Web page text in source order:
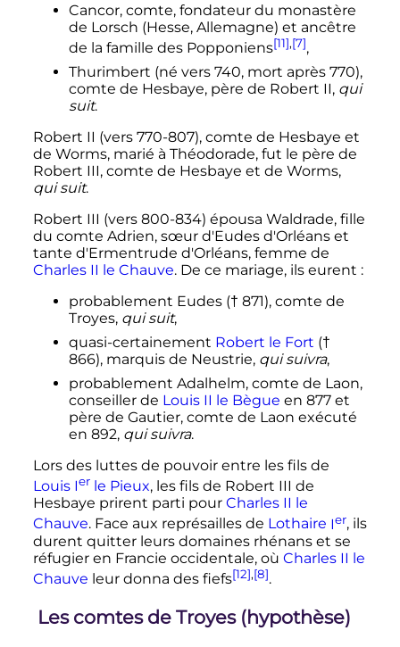
Cancor, comte, fondateur du monastère
de Lorsch (Hesse, Allemagne) et ancêtre
de la famille des Popponiens[11],[7],
Thurimbert (né vers 740, mort après 770),
comte de Hesbaye, père de Robert II, qui
suit.
Robert II (vers 770-807), comte de Hesbaye et
de Worms, marié à Théodorade, fut le père de
Robert III, comte de Hesbaye et de Worms,
qui suit.
Robert III (vers 800-834) épousa Waldrade, fille
du comte Adrien, sœur d'Eudes d'Orléans et
tante d'Ermentrude d'Orléans, femme de
Charles II le Chauve. De ce mariage, ils eurent :
probablement Eudes († 871), comte de
Troyes, qui suit,
quasi-certainement Robert le Fort (†
866), marquis de Neustrie, qui suivra,
probablement Adalhelm, comte de Laon,
conseiller de Louis II le Bègue en 877 et
père de Gautier, comte de Laon exécuté
en 892, qui suivra.
Lors des luttes de pouvoir entre les fils de
Louis Ier le Pieux, les fils de Robert III de
Hesbaye prirent parti pour Charles II le
Chauve. Face aux représailles de Lothaire Ier, ils
durent quitter leurs domaines rhénans et se
réfugier en Francie occidentale, où Charles II le
Chauve leur donna des fiefs[12],[8].
Les comtes de Troyes (hypothèse)